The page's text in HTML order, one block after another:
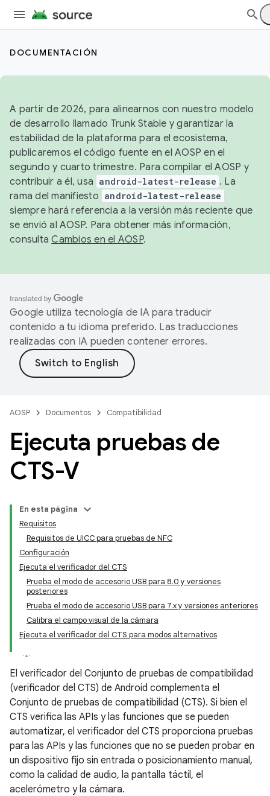
DOCUMENTACIÓN
A partir de 2026, para alinearnos con nuestro modelo
de desarrollo llamado Trunk Stable y garantizar la
estabilidad de la plataforma para el ecosistema,
publicaremos el código fuente en el AOSP en el
segundo y cuarto trimestre. Para compilar el AOSP y
contribuir a él, usa android-latest-release . La
rama del manifiesto android-latest-release
siempre hará referencia a la versión más reciente que
se envió al AOSP. Para obtener más información,
consultaCambios en el AOSP.
Google utiliza tecnología de IA para traducir
contenido a tu idioma preferido. Las traducciones
realizadas con IA pueden contener errores.
AOSP Documentos Compatibilidad
Ejecuta pruebas de
CTS-V
En esta página
Requisitos
Requisitos de UICC para pruebas de NFC
Configuración
Ejecuta el verificador del CTS
Prueba el modo de accesorio USB para 8.0 y versiones
posteriores
Prueba el modo de accesorio USB para 7.x y versiones anteriores
Calibra el campo visual de la cámara
Ejecuta el verificador del CTS para modos alternativos
El verificador del Conjunto de pruebas de compatibilidad
(verificador del CTS) de Android complementa el
Conjunto de pruebas de compatibilidad (CTS). Si bien el
CTS verifica las APIs y las funciones que se pueden
automatizar, el verificador del CTS proporciona pruebas
para las APIs y las funciones que no se pueden probar en
un dispositivo fijo sin entrada o posicionamiento manual,
como la calidad de audio, la pantalla táctil, el
acelerómetro y la cámara.